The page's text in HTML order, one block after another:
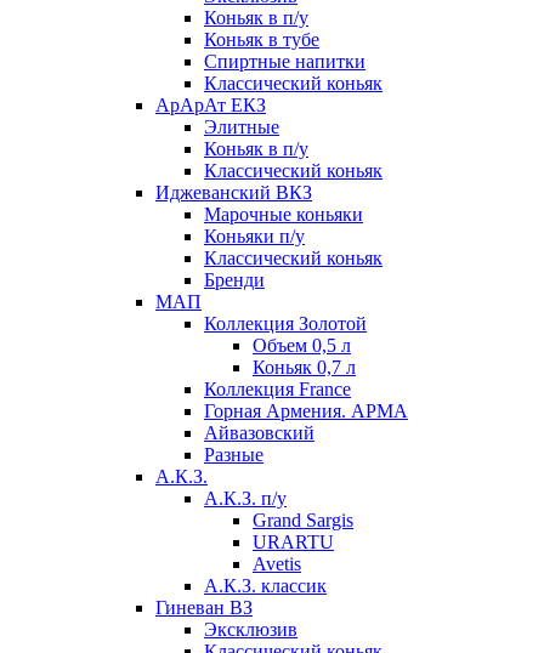
Коньяк в п/у
Коньяк в тубе
Спиртные напитки
Классический коньяк
АрАрАт ЕКЗ
Элитные
Коньяк в п/у
Классический коньяк
Иджеванский ВКЗ
Марочные коньяки
Коньяки п/у
Классический коньяк
Бренди
МАП
Коллекция Золотой
Объем 0,5 л
Коньяк 0,7 л
Коллекция France
Горная Армения. АРМА
Айвазовский
Разные
А.К.З.
А.К.З. п/у
Grand Sargis
URARTU
Avetis
А.К.З. классик
Гиневан ВЗ
Эксклюзив